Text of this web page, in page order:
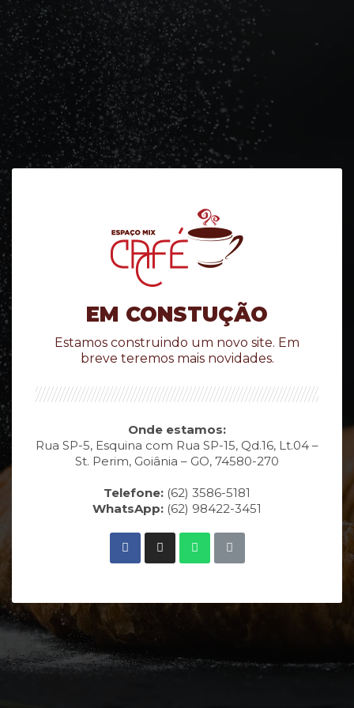
EM CONSTUÇÃO
Estamos construindo um novo site. Em
breve teremos mais novidades.
Onde estamos:
Rua SP-5, Esquina com Rua SP-15, Qd.16, Lt.04 –
St. Perim, Goiânia – GO, 74580-270
Telefone: (62) 3586-5181
WhatsApp: (62) 98422-3451